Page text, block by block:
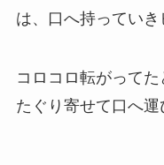
は、口へ持っていき
コロコロ転がってた
たぐり寄せて口へ運